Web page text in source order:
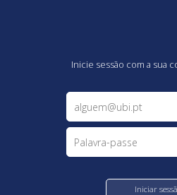
Inicie sessão com a sua
Iniciar